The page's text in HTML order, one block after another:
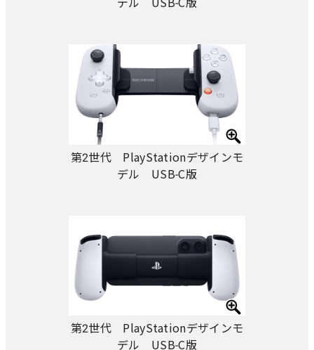
第2世代 PlayStationデザインモ
デル USB-C版
第2世代 PlayStationデザインモ
デル USB-C版